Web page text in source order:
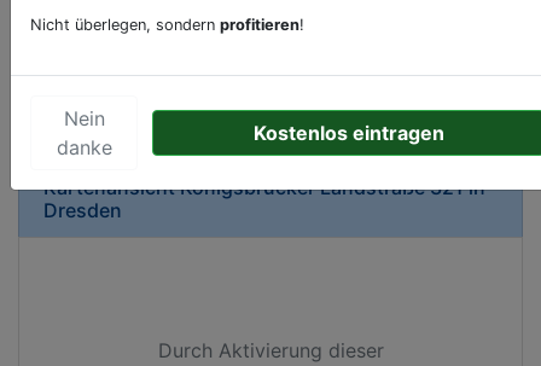
Sonderangebote odere besondere Services, die
Ihren Wettbewerbern abheben.
KartenansichtKönigsbrücker Landstraße 321in
Dresden
Durch Aktivierung dieser
Nicht überlegen, sondern profitieren!
Nein
danke
Kostenlos eintragen